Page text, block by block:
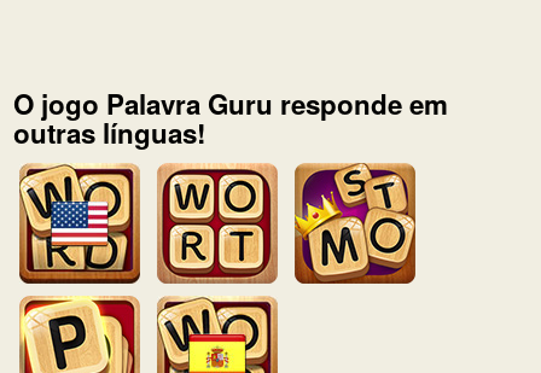
O jogo Palavra Guru responde em
outras línguas!